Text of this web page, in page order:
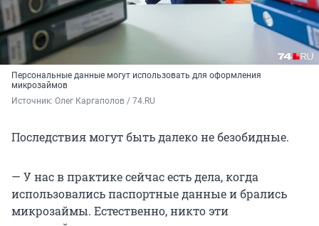
Персональные данные могут использовать для оформления
микрозаймов
Источник: Олег Каргаполов / 74.RU
Последствия могут быть далеко не безобидные.
— У нас в практике сейчас есть дела, когда
использовались паспортные данные и брались
микрозаймы. Естественно, никто эти